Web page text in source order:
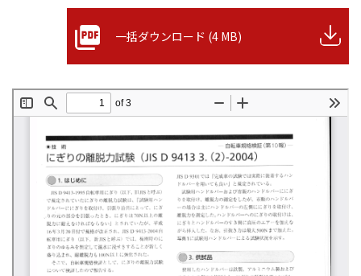
一括ダウンロード (4 MB)